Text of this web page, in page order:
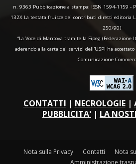
n. 9363 Pubblicazione a stampa: ISSN 1594-1159 -
132X La testata fruisce dei contributi diretti editoria
250/90)
“La Voce di Mantova tramite la Fipeg (Federazione
aderendo alla carta dei servizi dell'USPI ha
Comunicazione
CONTATTI | NECROLOGIE|
PUBBLICITA' | LA
Nota sulla Privacy Contatti
Nota
Amministrazione